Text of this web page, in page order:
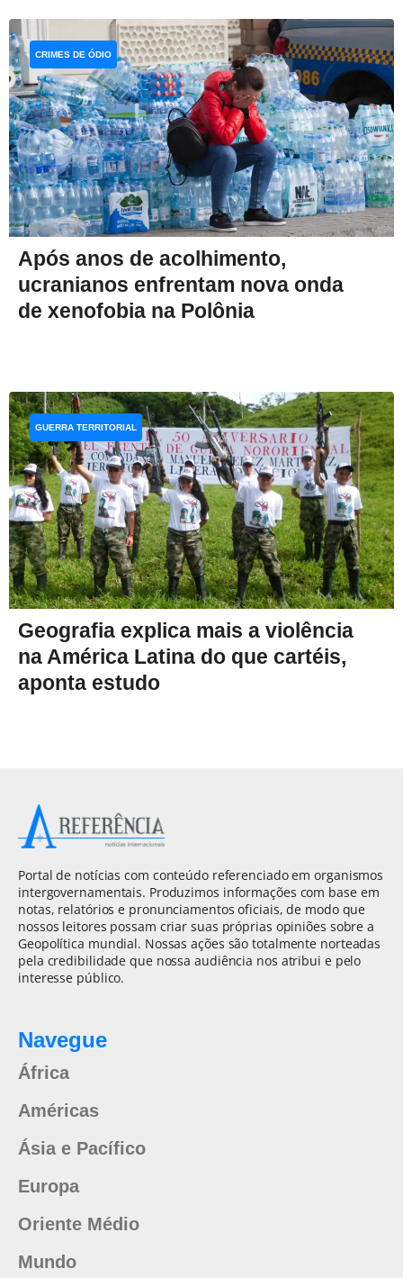
Após anos de acolhimento,
ucranianos enfrentam nova onda
de xenofobia na Polônia
CRIMES DE ÓDIO
Geografia explica mais a violência
na América Latina do que cartéis,
aponta estudo
GUERRA TERRITORIAL
Portal de notícias com conteúdo referenciado em organismos
intergovernamentais. Produzimos informações com base em
notas, relatórios e pronunciamentos oficiais, de modo que
nossos leitores possam criar suas próprias opiniões sobre a
Geopolítica mundial. Nossas ações são totalmente norteadas
pela credibilidade que nossa audiência nos atribui e pelo
interesse público.
Navegue
África
Américas
Ásia e Pacífico
Europa
Oriente Médio
Mundo